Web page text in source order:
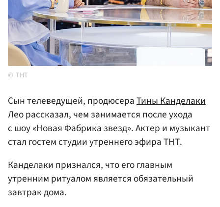
ТНТ
Сын телеведущей, продюсераТины Канделаки
Лео рассказал, чем занимается после ухода
с шоу «Новая Фабрика звезд». Актер и музыкант
стал гостем студии утреннего эфира ТНТ.
Канделаки признался, что его главным
утренним ритуалом является обязательный
завтрак дома.